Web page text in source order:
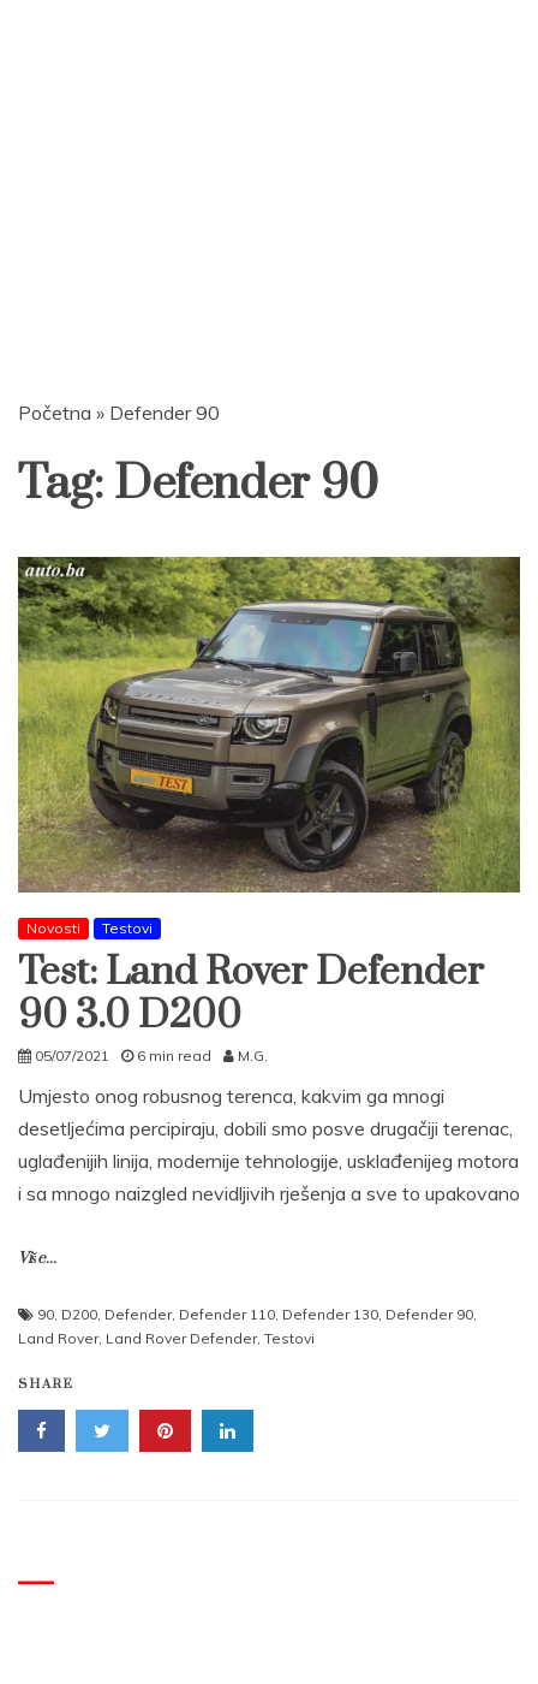
Početna » Defender 90
Tag: Defender 90
Novosti Testovi
Test: Land Rover Defender
90 3.0 D200
05/07/2021 6 min read M.G.
Umjesto onog robusnog terenca, kakvim ga mnogi
desetljećima percipiraju, dobili smo posve drugačiji terenac,
uglađenijih linija, modernije tehnologije, usklađenijeg motora
i sa mnogo naizgled nevidljivih rješenja a sve to upakovano
Više...
90 D200 Defender, Defender 110 Defender 130 Defender 90
Land Rover, Land Rover Defender, Testovi
SHARE